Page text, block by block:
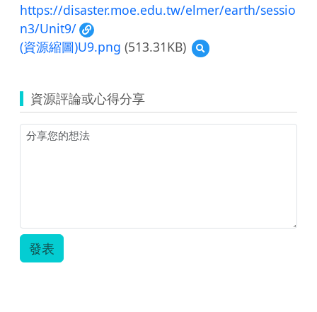
https://disaster.moe.edu.tw/elmer/earth/sessio
n3/Unit9/
(資源縮圖)U9.png (513.31KB)
預
覽
圖)U9.png
資源評論或心得分享
發表